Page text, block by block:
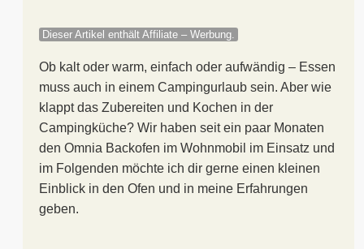
Dieser Artikel enthält Affiliate – Werbung.
Ob kalt oder warm, einfach oder aufwändig – Essen
muss auch in einem Campingurlaub sein. Aber wie
klappt das Zubereiten und Kochen in der
Campingküche? Wir haben seit ein paar Monaten
den Omnia Backofen im Wohnmobil im Einsatz und
im Folgenden möchte ich dir gerne einen kleinen
Einblick in den Ofen und in meine Erfahrungen
geben.